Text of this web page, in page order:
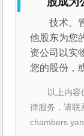
技术、
他股东为您
资公司以实
您的股份，
以上内
律服务，请联